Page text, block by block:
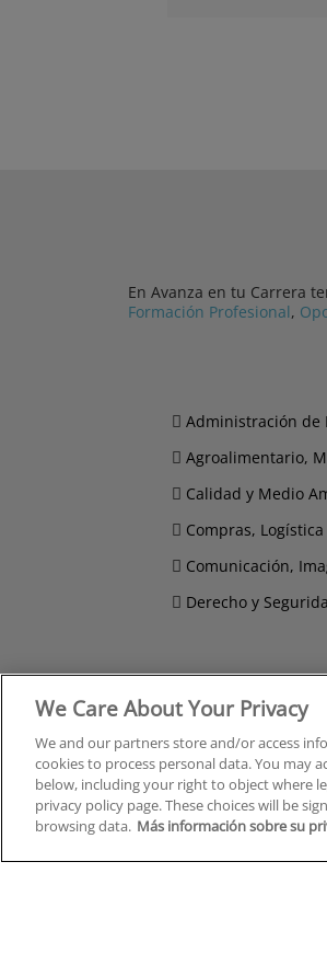
En Avanza en tu Carrera
Formación Profesional,
Administración de
Agroalimentario,
Calidad y Medio
Compras,
Comunicación,
Derecho y
Cursos en A Coruña
Cursos en Albacete
Cursos en Alicante
Cursos en Almería
Cursos en Araba/Álava
Cursos en Asturias
Cursos en Badajoz
We Care About Your Privacy
We and our partners store and/or access
cookies to process personal data. You may
below, including your right to object where
privacy policy page. These choices will be
browsing data. Más información sobre su